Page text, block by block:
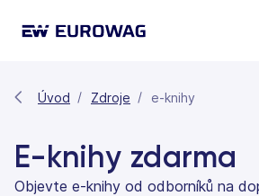
Úvod Zdroje e-knihy
E-knihy zdarma
Objevte e-knihy od odborníků na